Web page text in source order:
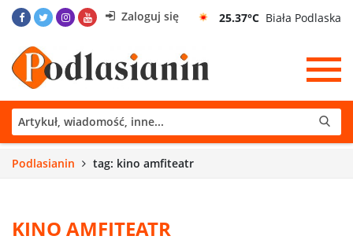
Zaloguj się 25.37°C Biała Podlaska
Podlasianin tag: kino amfiteatr
KINO AMFITEATR